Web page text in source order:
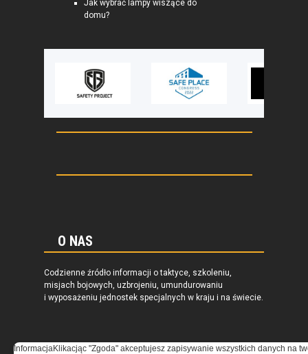
Jak wybrać lampy wiszące do
domu?
O NAS
Codzienne źródło informacji o taktyce, szkoleniu,
misjach bojowych, uzbrojeniu, umundurowaniu
i wyposażeniu jednostek specjalnych w kraju i na świecie.
InformacjaKlikacjąc "Zgoda" akceptujesz zapisywanie wszystkich danych na